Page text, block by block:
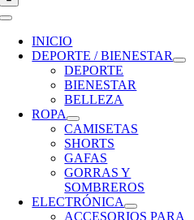
Toggle
Navigation
INICIO
DEPORTE / BIENESTAR
DEPORTE
BIENESTAR
BELLEZA
ROPA
CAMISETAS
SHORTS
GAFAS
GORRAS Y
SOMBREROS
ELECTRÓNICA
ACCESORIOS PARA